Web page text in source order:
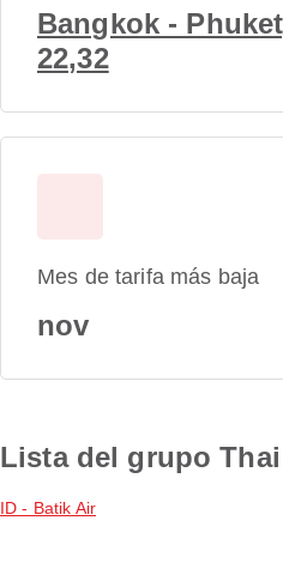
Bangkok -
22,32
Mes de tarifa más baja
nov
Lista del grupo
ID - Batik Air